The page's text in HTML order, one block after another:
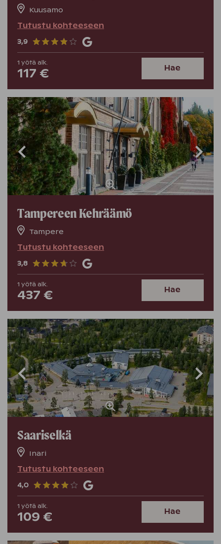
Kuusamo
Tutustu kohteeseen
3,9
1 yötä alk.
117 € Hae
Tampereen Kehräämö
Tampere
Tutustu kohteeseen
3,8
1 yötä alk.
437 € Hae
Saariselkä
Inari
Tutustu kohteeseen
4,0
1 yötä alk.
109 € Hae